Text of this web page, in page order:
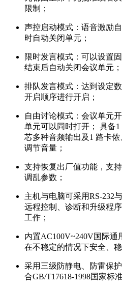
限制；
声控启动模式：语音激励
时自动关闭单元；
限时发言模式：可以设置
结束后自动关闭会议单元；
排队发言模式：达到设定
开启顺序进行开启；
自由讨论模式：会议单元
单元可以同时打开； 具备
芯多种音频输出及1 路卡
调节音量；
支持恢复出厂值功能，支
调乱参数；
主机与电脑可采用RS-232
远程控制、诊断和升级程
工作；
内置AC100V~240V国际
在不稳定的情况下安全、稳
采用三级防静电、防雷保
合GB/T17618-1998国家标准